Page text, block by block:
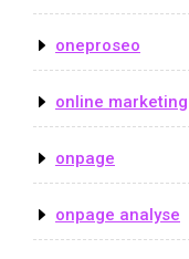
oneproseo
online marketing
onpage
onpage analyse